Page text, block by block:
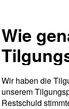
Wie
Wir haben die
unserem
Restschuld